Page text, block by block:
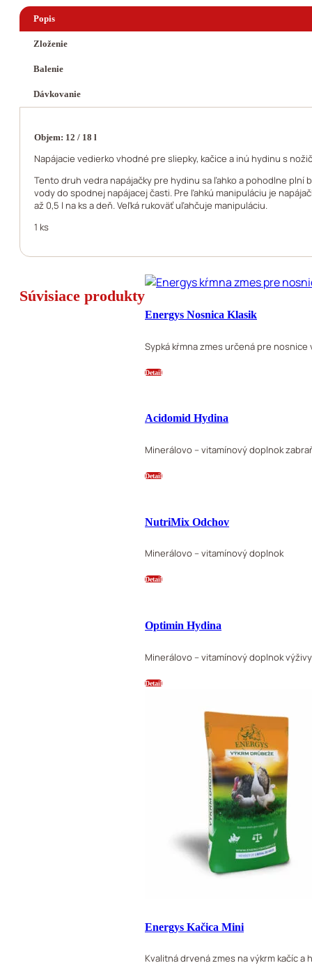
Popis
Zloženie
Balenie
Dávkovanie
Objem: 12 / 18 l
Napájacie vedierko vhodné pre sliepky, kačice a inú hydinu s
Tento druh vedra napájačky pre hydinu sa ľahko a pohodlne
vody do spodnej napájacej časti. Pre ľahkú manipuláciu je
až 0,5 l na ks a deň. Veľká rukoväť uľahčuje manipuláciu.
1 ks
Súvisiace produkty
Energys Nosnica Klasik
Sypká kŕmna zmes určená pre nosnice
Detail
Acidomid Hydina
Minerálovo – vitamínový doplnok
Detail
NutriMix Odchov
Minerálovo – vitamínový doplnok
Detail
Optimin Hydina
Minerálovo – vitamínový doplnok
Detail
Energys Kačica Mini
Kvalitná drvená zmes na výkrm kačíc a